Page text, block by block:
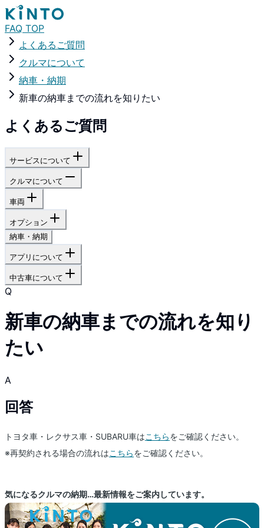
FAQ TOP
よくあるご質問
クルマについて
納車・納期
新車の納車までの流れを知りたい
よくあるご質問
サービスについて
クルマについて
車両
オプション
納車・納期
アプリについて
中古車について
Q
新車の納車までの流れを知り
たい
A
回答
トヨタ車・レクサス車・SUBARU車はこちらをご確認ください。
※再契約される場合の流れはこちらをご確認ください。
気になるクルマの納期…最新情報をご案内しています。